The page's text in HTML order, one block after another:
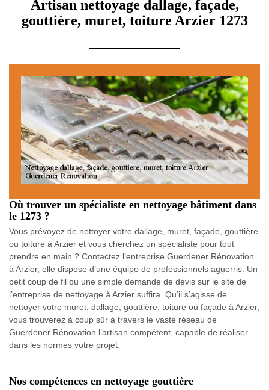
Artisan nettoyage dallage, façade,
gouttière, muret, toiture Arzier 1273
Où trouver un spécialiste en nettoyage bâtiment dans
le 1273 ?
Vous prévoyez de nettoyer votre dallage, muret, façade, gouttière
ou toiture à Arzier et vous cherchez un spécialiste pour tout
prendre en main ? Contactez l’entreprise Guerdener Rénovation
à Arzier, elle dispose d’une équipe de professionnels aguerris. Un
petit coup de fil ou une simple demande de devis sur le site de
l’entreprise de nettoyage à Arzier suffira. Qu’il s’agisse de
nettoyer votre muret, dallage, gouttière, toiture ou façade à Arzier,
vous trouverez à coup sûr à travers le vaste réseau de
Guerdener Rénovation l’artisan compétent, capable de réaliser
dans les normes votre projet.
Nos compétences en nettoyage gouttière